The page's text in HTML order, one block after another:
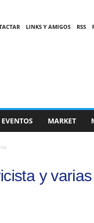
LINKS Y AMIGOS RSS
MARKET
y varias